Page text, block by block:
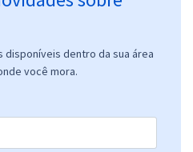
disponíveis dentro da sua área
você mora.